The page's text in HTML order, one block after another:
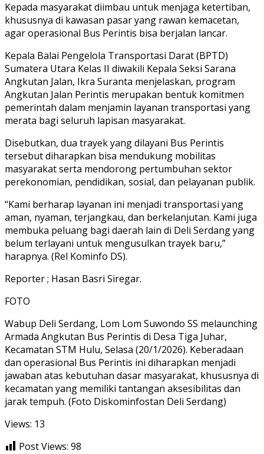
Kepada masyarakat diimbau untuk menjaga ketertiban,
khususnya di kawasan pasar yang rawan kemacetan,
agar operasional Bus Perintis bisa berjalan lancar.
Kepala Balai Pengelola Transportasi Darat (BPTD)
Sumatera Utara Kelas II diwakili Kepala Seksi Sarana
Angkutan Jalan, Ikra Suranta menjelaskan, program
Angkutan Jalan Perintis merupakan bentuk komitmen
pemerintah dalam menjamin layanan transportasi yang
merata bagi seluruh lapisan masyarakat.
Disebutkan, dua trayek yang dilayani Bus Perintis
tersebut diharapkan bisa mendukung mobilitas
masyarakat serta mendorong pertumbuhan sektor
perekonomian, pendidikan, sosial, dan pelayanan publik.
“Kami berharap layanan ini menjadi transportasi yang
aman, nyaman, terjangkau, dan berkelanjutan. Kami juga
membuka peluang bagi daerah lain di Deli Serdang yang
belum terlayani untuk mengusulkan trayek baru,”
harapnya. (Rel Kominfo DS).
Reporter ; Hasan Basri Siregar.
FOTO
Wabup Deli Serdang, Lom Lom Suwondo SS melaunching
Armada Angkutan Bus Perintis di Desa Tiga Juhar,
Kecamatan STM Hulu, Selasa (20/1/2026). Keberadaan
dan operasional Bus Perintis ini diharapkan menjadi
jawaban atas kebutuhan dasar masyarakat, khususnya di
kecamatan yang memiliki tantangan aksesibilitas dan
jarak tempuh. (Foto Diskominfostan Deli Serdang)
Views: 13
Post Views: 98